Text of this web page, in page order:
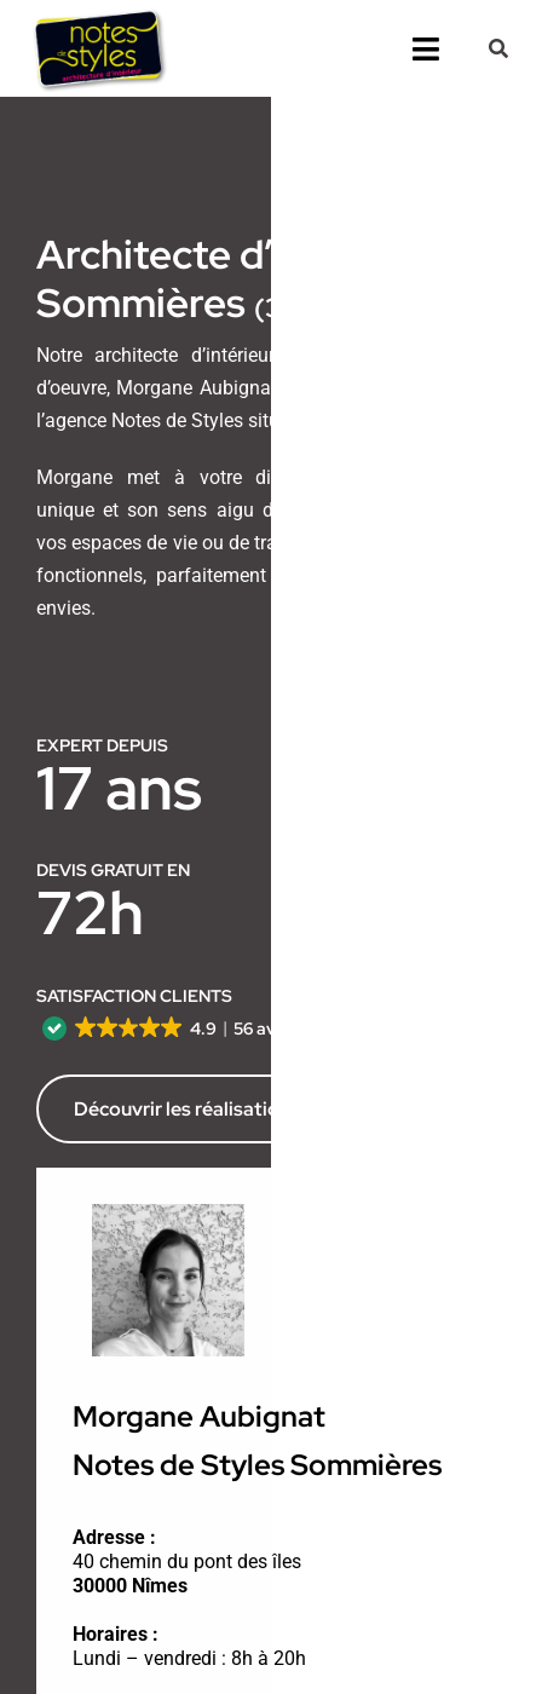
Passer
contenu
Toggle
Architecte d’intérieur
Sommières (30, Gard)
Notre architecte d’intérieur, architecte DE et maitre
d’oeuvre, Morgane Aubignat, vous accueille au sein de
l’agence Notes de Styles située à Sommières.
Morgane met à votre disposition son savoir-faire
unique et son sens aigu du design pour transformer
vos espaces de vie ou de travail en lieux harmonieux et
fonctionnels, parfaitement adaptés à vos besoins et
envies.
EXPERT DEPUIS
17 ans
DEVIS GRATUIT EN
72h
SATISFACTION CLIENTS
4.9
56 avis
Découvrir les réalisations de l’agence
Morgane Aubignat
Notes de Styles Sommières
Adresse :
40 chemin du pont des îles
30000 Nîmes
Horaires :
Lundi – vendredi : 8h à 20h